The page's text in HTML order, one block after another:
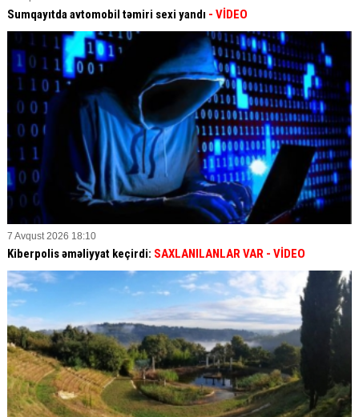
Sumqayıtda avtomobil təmiri sexi yandı - VİDEO
7 Avqust 2026 18:10
Kiberpolis əməliyyat keçirdi: SAXLANILANLAR VAR - VİDEO